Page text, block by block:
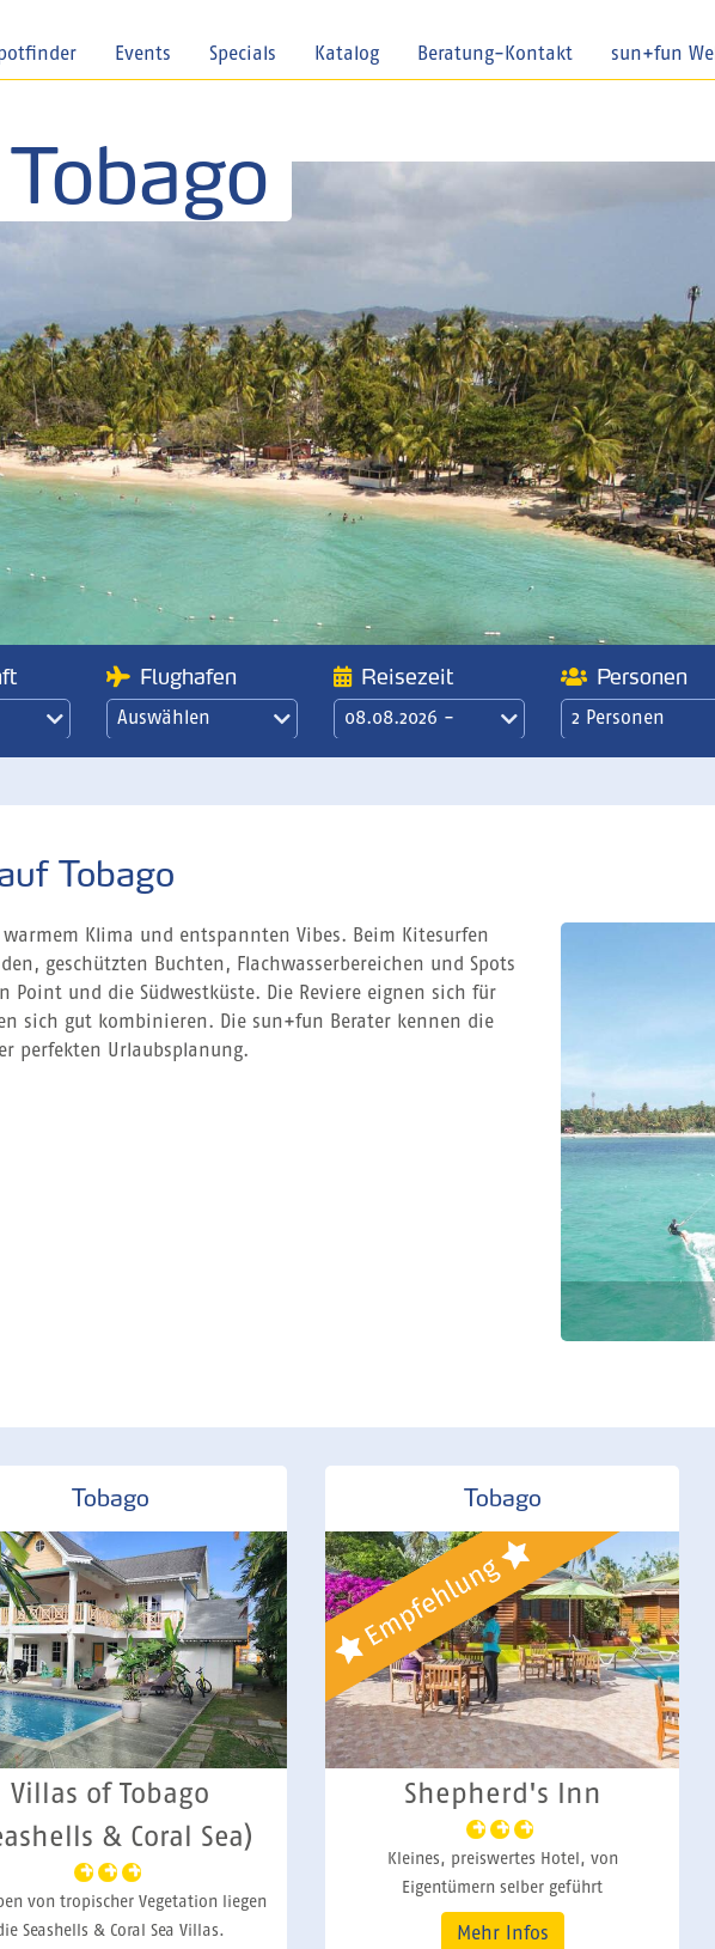
Events Specials Katalog Beratung-Kontakt sun+fun
Flughafen
Auswählen
Reisezeit
08.08.2026 -
/ 3 Wochen
Personen
2 Personen
Tobago
Klima und entspannten Vibes. Beim Kitesurfen
geschützten Buchten, Flachwasserbereichen und Spots
und die Südwestküste. Die Reviere eignen sich für
sich gut kombinieren. Die sun+fun Berater kennen die
perfekten Urlaubsplanung.
Tobago
Shepherd's Inn
Eigentümern selber geführt
Mehr Infos
Tobago
Coco Reef Resort & Spa
Hotel mit gehobenerem Ambiente und
direktem Strandzugang
Mehr Infos